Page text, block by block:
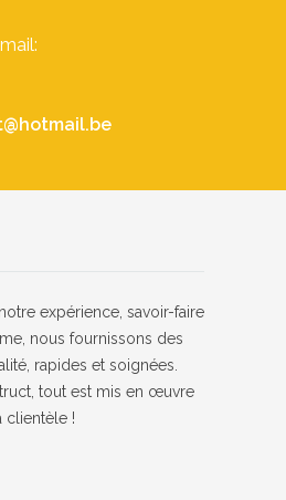
expérience, savoir-faire
nous fournissons des
rapides et soignées.
tout est mis en œuvre
clientèle !